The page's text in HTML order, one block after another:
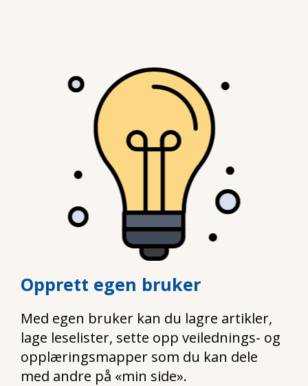
Opprett egen bruker
Med egen bruker kan du lagre artikler,
lage leselister, sette opp veilednings- og
opplæringsmapper som du kan dele
med andre på «min side».